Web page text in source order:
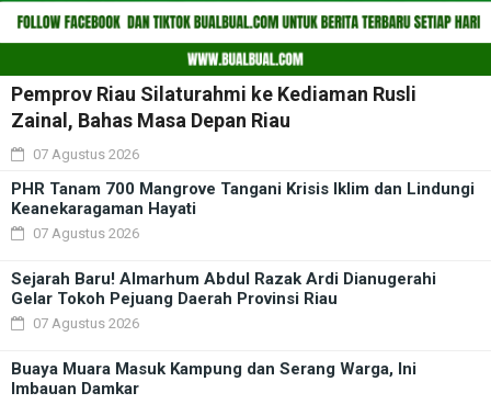
Pemprov Riau Silaturahmi ke Kediaman Rusli
Zainal, Bahas Masa Depan Riau
07 Agustus 2026
PHR Tanam 700 Mangrove Tangani Krisis Iklim dan Lindungi
Keanekaragaman Hayati
07 Agustus 2026
Sejarah Baru! Almarhum Abdul Razak Ardi Dianugerahi
Gelar Tokoh Pejuang Daerah Provinsi Riau
07 Agustus 2026
Buaya Muara Masuk Kampung dan Serang Warga, Ini
Imbauan Damkar